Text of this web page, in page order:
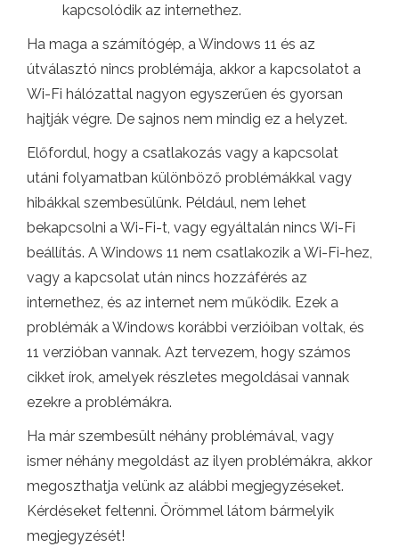
kapcsolódik az internethez.
Ha maga a számítógép, a Windows 11 és az
útválasztó nincs problémája, akkor a kapcsolatot a
Wi-Fi hálózattal nagyon egyszerűen és gyorsan
hajtják végre. De sajnos nem mindig ez a helyzet.
Előfordul, hogy a csatlakozás vagy a kapcsolat
utáni folyamatban különböző problémákkal vagy
hibákkal szembesülünk. Például, nem lehet
bekapcsolni a Wi-Fi-t, vagy egyáltalán nincs Wi-Fi
beállítás. A Windows 11 nem csatlakozik a Wi-Fi-hez,
vagy a kapcsolat után nincs hozzáférés az
internethez, és az internet nem működik. Ezek a
problémák a Windows korábbi verzióiban voltak, és
11 verzióban vannak. Azt tervezem, hogy számos
cikket írok, amelyek részletes megoldásai vannak
ezekre a problémákra.
Ha már szembesült néhány problémával, vagy
ismer néhány megoldást az ilyen problémákra, akkor
megoszthatja velünk az alábbi megjegyzéseket.
Kérdéseket feltenni. Örömmel látom bármelyik
megjegyzését!